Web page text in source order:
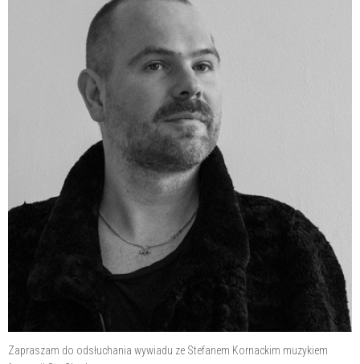
Zapraszam do odsłuchania wywiadu ze Stefanem Kornackim muzykiem